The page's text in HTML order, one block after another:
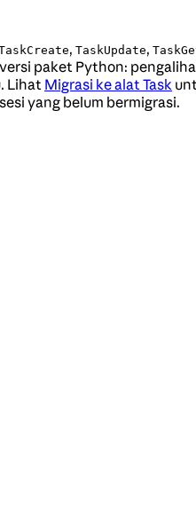
, TaskUpdate,
paket Python:
LihatMigrasi ke alat Task
yang belum bermigrasi.